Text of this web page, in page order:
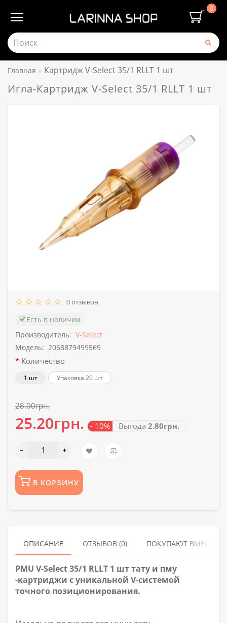
0
Главная Картридж V-Select 35/1 RLLT 1 шт
Игла-Картридж V-Select 35/1 RLLT 1 шт
0 отзывов
Есть в наличии
Производитель: V-Select
Модель: 2068879499569
Количество
1 шт Упаковка 20 шт
28.00грн.
25.20грн. - 10% Выгода 2.80грн.
В КОРЗИНУ
ОПИСАНИЕ ОТЗЫВОВ (0) ПОКУПАЮТ ВМЕСТЕ
PMU V-Select 35/1 RLLT 1 шт тату и пму
-картриджи с уникальной V-системой
точного позиционирования.